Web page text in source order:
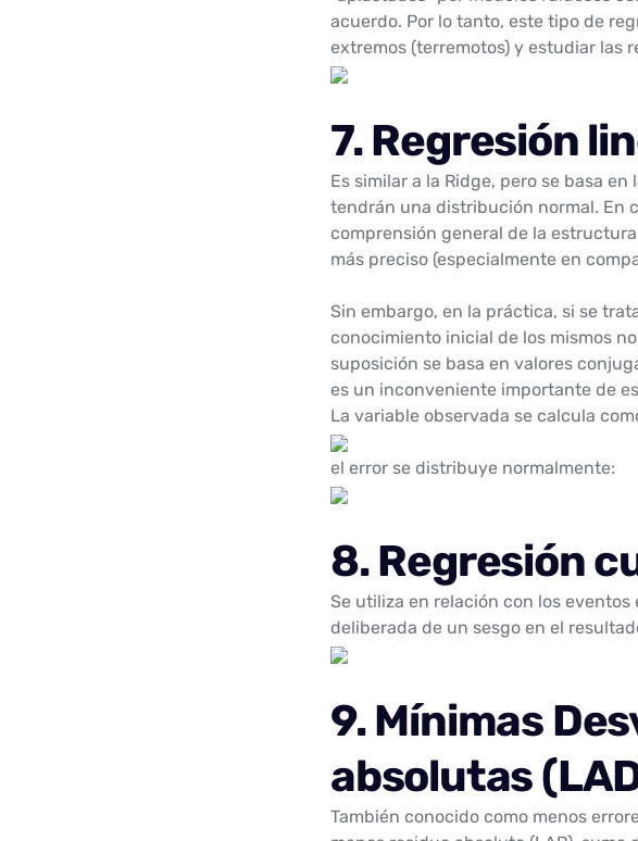
acuerdo. Por lo tanto, este tipo de
extremos (terremotos) y estudiar las
7. Regresión
Es similar a la Ridge, pero se basa
tendrán una distribución normal. En
comprensión general de la
más preciso (especialmente en
Sin embargo, en la práctica, si se
conocimiento inicial de los mismos
suposición se basa en valores
es un inconveniente importante de
La variable observada se calcula
el error se distribuye normalmente:
8. Regresión
Se utiliza en relación con los
deliberada de un sesgo en el
9. Mínimas
absolutas
También conocido como menos